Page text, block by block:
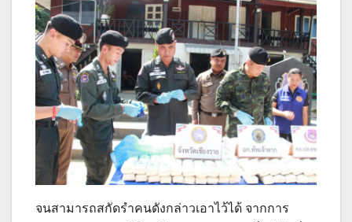
จนสามารถสกัดรำคนดังกล่าวเอาไว้ได้ จากการ